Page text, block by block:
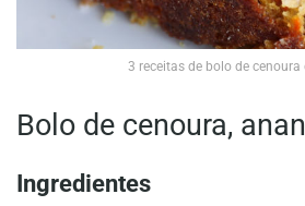
3 receitas de bolo de
Bolo de cenoura,
Ingredientes